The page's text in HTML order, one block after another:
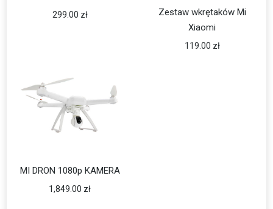
Zestaw wkrętaków Mi
Xiaomi
119.00 zł
299.00 zł
MI DRON 1080p KAMERA
1,849.00 zł